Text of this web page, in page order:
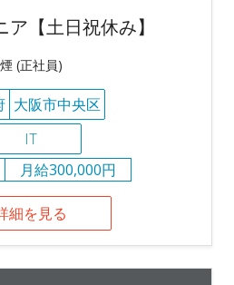
【土日祝休み】
(正社員)
大阪市中央区
IT
月給300,000円
細を見る